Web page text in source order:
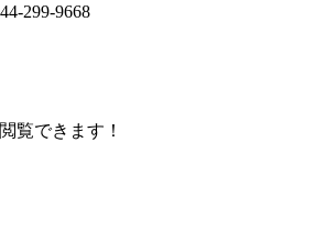
299-9668
覧できます！